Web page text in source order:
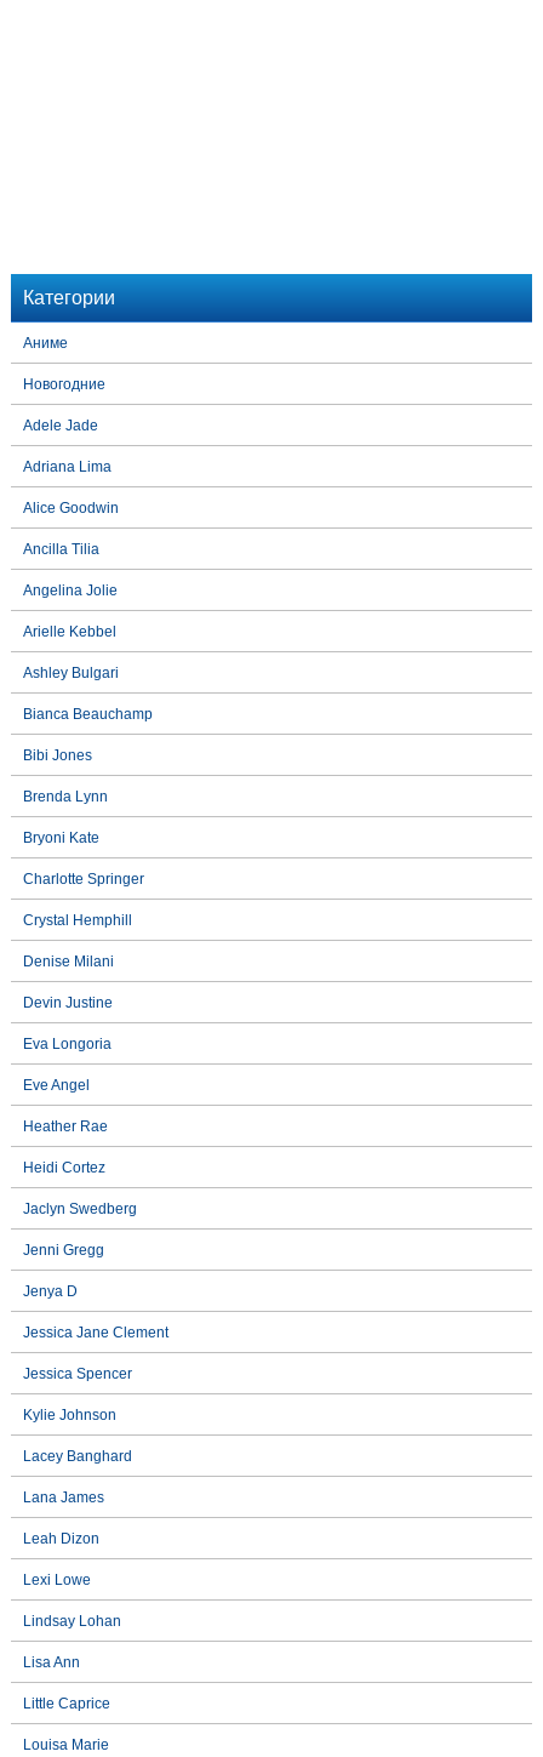
Категории
Аниме
Новогодние
Adele Jade
Adriana Lima
Alice Goodwin
Ancilla Tilia
Angelina Jolie
Arielle Kebbel
Ashley Bulgari
Bianca Beauchamp
Bibi Jones
Brenda Lynn
Bryoni Kate
Charlotte Springer
Crystal Hemphill
Denise Milani
Devin Justine
Eva Longoria
Eve Angel
Heather Rae
Heidi Cortez
Jaclyn Swedberg
Jenni Gregg
Jenya D
Jessica Jane Clement
Jessica Spencer
Kylie Johnson
Lacey Banghard
Lana James
Leah Dizon
Lexi Lowe
Lindsay Lohan
Lisa Ann
Little Caprice
Louisa Marie